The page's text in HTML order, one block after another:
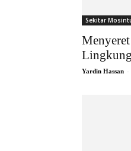
Sekitar
Yardin Hassan -